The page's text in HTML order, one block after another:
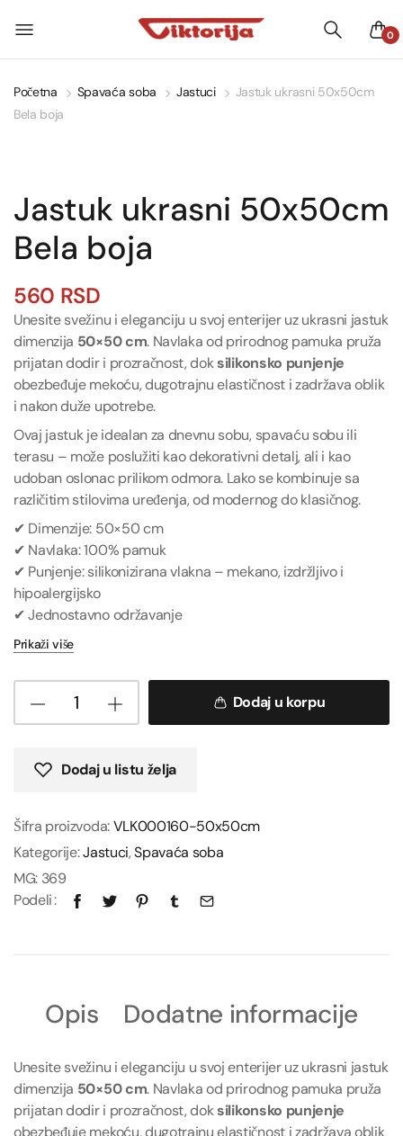
0
Početna Spavaća soba Jastuci
Jastuk ukrasni 50x50cm
Bela boja
Jastuk ukrasni 50x50cm
Bela boja
560 RSD
Unesite svežinu i eleganciju u svoj enterijer uz ukrasni jastuk
dimenzija 50×50 cm. Navlaka od prirodnog pamuka pruža
prijatan dodir i prozračnost, doksilikonsko punjenje
obezbeđuje mekoću, dugotrajnu elastičnost i zadržava oblik
i nakon duže upotrebe.
Ovaj jastuk je idealan za dnevnu sobu, spavaću sobu ili
terasu – može poslužiti kao dekorativni detalj, ali i kao
udoban oslonac prilikom odmora. Lako se kombinuje sa
različitim stilovima uređenja, od modernog do klasičnog.
✔ Dimenzije: 50×50 cm
✔ Navlaka: 100% pamuk
✔ Punjenje: silikonizirana vlakna – mekano, izdržljivo i
hipoalergijsko
✔ Jednostavno održavanje
Prikaži više
Dodaj u korpu
Dodaj u listu želja
Šifra proizvoda:VLK000160-50x50cm
Kategorije:Jastuci,Spavaća soba
MG: 369
Podeli
Opis Dodatne informacije
Unesite svežinu i eleganciju u svoj enterijer uz ukrasni jastuk
dimenzija 50×50 cm. Navlaka od prirodnog pamuka pruža
prijatan dodir i prozračnost, doksilikonsko punjenje
obezbeđuje mekoću, dugotrajnu elastičnost i zadržava oblik